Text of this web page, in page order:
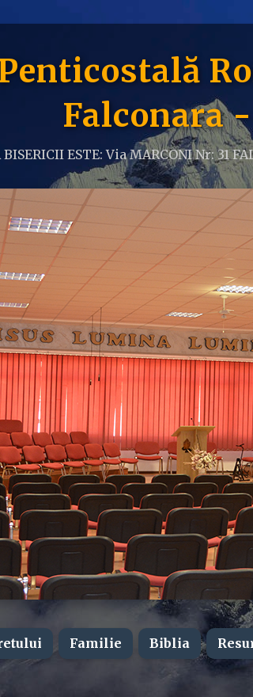
Falconara
BISERICII ESTE: Via MARCONI Nr: 31
Familie Biblia